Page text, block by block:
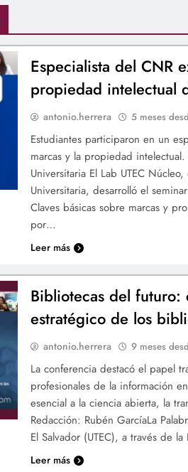
Especialista del CNR
propiedad intelectual
antonio.herrera 5 meses
Estudiantes participaron en un
marcas y la propiedad
Universitaria El Lab UTEC
Universitaria, desarrolló el
Claves básicas sobre marcas y
por…
Leer más
Bibliotecas del futuro:
estratégico de los
antonio.herrera 9 meses
La conferencia destacó el papel
profesionales de la información
esencial a la ciencia abierta, la
Redacción: Rubén GarcíaLa
El Salvador (UTEC), a través de
Leer más